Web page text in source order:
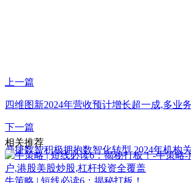
上一篇
四维图新2024年营收预计增长超一成,多业
下一篇
鼎捷数智积极拥抱数智化转型 2024年机构
相关推荐